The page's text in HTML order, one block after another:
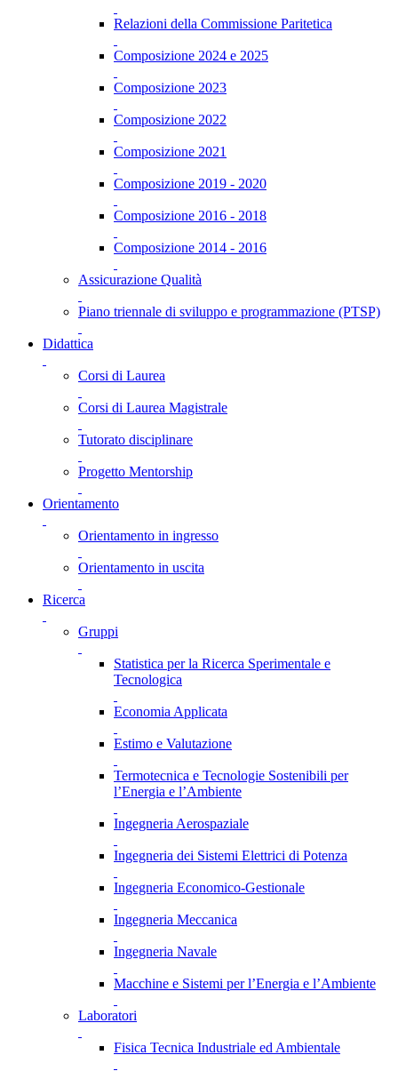
Relazioni della Commissione Paritetica
Composizione 2024 e 2025
Composizione 2023
Composizione 2022
Composizione 2021
Composizione 2019 - 2020
Composizione 2016 - 2018
Composizione 2014 - 2016
Assicurazione Qualità
Piano triennale di sviluppo e programmazione (PTSP)
Didattica
Corsi di Laurea
Corsi di Laurea Magistrale
Tutorato disciplinare
Progetto Mentorship
Orientamento
Orientamento in ingresso
Orientamento in uscita
Ricerca
Gruppi
Statistica per la Ricerca Sperimentale e
Tecnologica
Economia Applicata
Estimo e Valutazione
Termotecnica e Tecnologie Sostenibili per
l’Energia e l’Ambiente
Ingegneria Aerospaziale
Ingegneria dei Sistemi Elettrici di Potenza
Ingegneria Economico-Gestionale
Ingegneria Meccanica
Ingegneria Navale
Macchine e Sistemi per l’Energia e l’Ambiente
Laboratori
Fisica Tecnica Industriale ed Ambientale